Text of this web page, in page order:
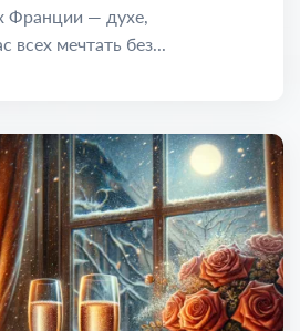
Франции — духе,
мечтать без...